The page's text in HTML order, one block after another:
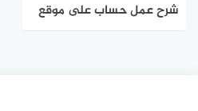
شرح عمل حساب على موقع